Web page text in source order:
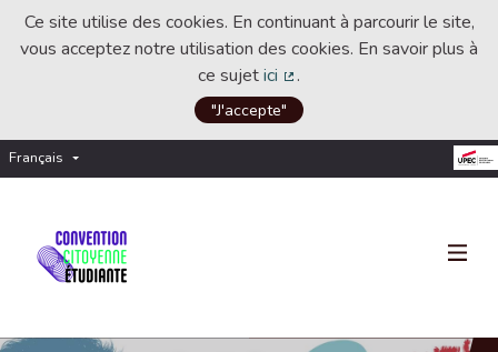
Ce site utilise des cookies. En continuant à parcourir le site,
vous acceptez notre utilisation des cookies. En savoir plus à
ce sujetici
(Lien externe)
.
"J'accepte"
Français Choisir la langue